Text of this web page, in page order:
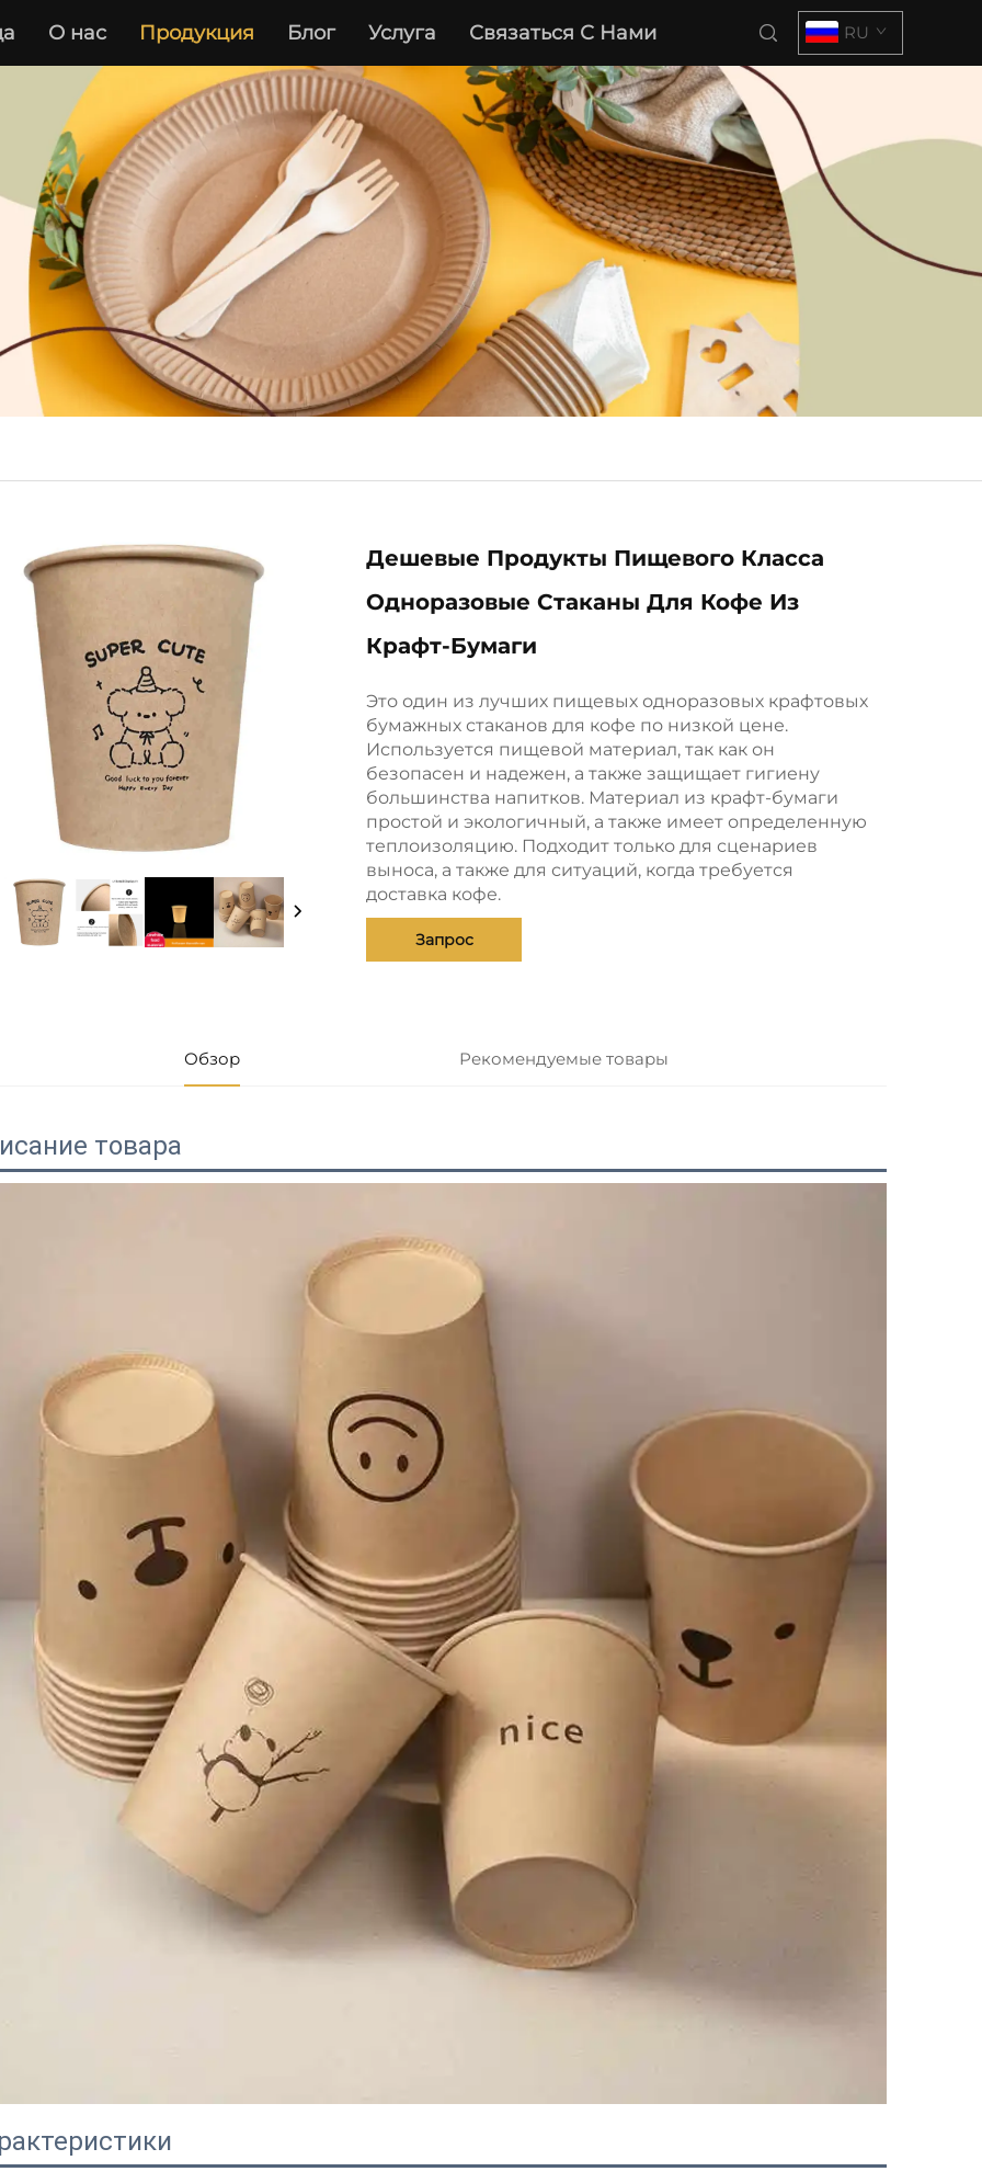
О нас Продукция Блог Услуга Связаться С Нами RU
Дешевые Продукты Пищевого Класса
Одноразовые Стаканы Для Кофе Из
Крафт-Бумаги
Это один из лучших пищевых одноразовых крафтовых
бумажных стаканов для кофе по низкой цене.
Используется пищевой материал, так как он
безопасен и надежен, а также защищает гигиену
большинства напитков. Материал из крафт-бумаги
простой и экологичный, а также имеет определенную
теплоизоляцию. Подходит только для сценариев
выноса, а также для ситуаций, когда требуется
доставка кофе.
Запрос
Обзор Рекомендуемые товары
товара